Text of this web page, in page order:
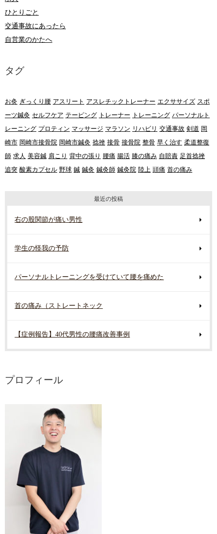
ひとりごと
交通事故にあったら
自営業のかたへ
タグ
お灸 ぎっくり腰 アスリート アスレチックトレーナー エクササイズ スポ
ーツ鍼灸 セルフケア テーピング トレーナー トレーニング パーソナルト
レーニング プロティン マッサージ マラソン リハビリ 交通事故 剣道 岡
崎市 岡崎市接骨院 岡崎市鍼灸 捻挫 接骨 接骨院 整骨 早く治す 柔道整復
師 求人 美容鍼 肩こり 背中の張り 腰痛 腸活 膝の痛み 自賠責 足首捻挫
追突 酸素カプセル 野球 鍼 鍼灸 鍼灸師 鍼灸院 陸上 頭痛 首の痛み
最近の投稿
右の股関節が痛い男性
学生の怪我の予防
パーソナルトレーニングを受けていて腰を痛めた
首の痛み（ストレートネック
【症例報告】40代男性の腰痛改善事例
プロフィール